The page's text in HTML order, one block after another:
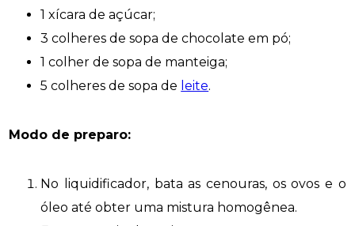
1 xícara de açúcar;
3 colheres de sopa de chocolate em pó;
1 colher de sopa de manteiga;
5 colheres de sopa de leite.
Modo de preparo:
No liquidificador, bata as cenouras, os ovos e o
óleo até obter uma mistura homogênea.